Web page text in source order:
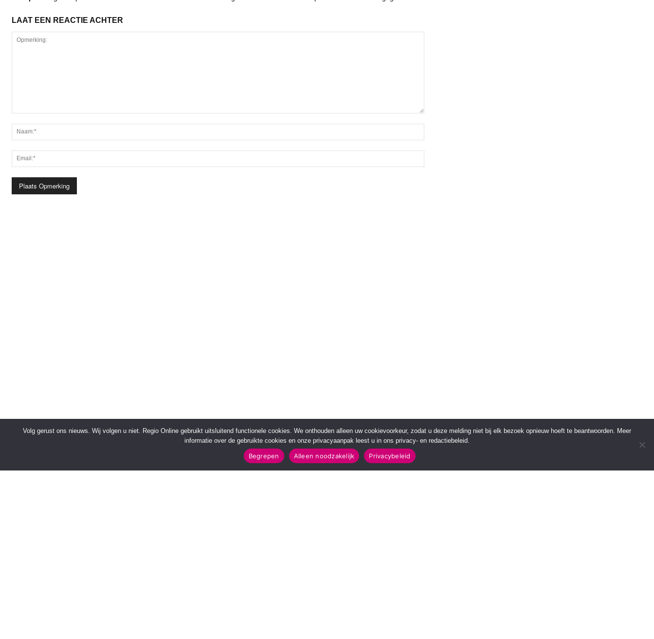
LAAT EEN REACTIE ACHTER
Volg gerust ons nieuws. Wij volgen u niet. Regio Online gebruikt uitsluitend functionele cookies. We onthouden alleen uw cookievoorkeur, zodat u deze melding niet bij elk bezoek opnieuw hoeft te beantwoorden. Meer
informatie over de gebruikte cookies en onze privacyaanpak leest u in ons privacy- en redactiebeleid.
Begrepen Alleen noodzakelijk Privacybeleid